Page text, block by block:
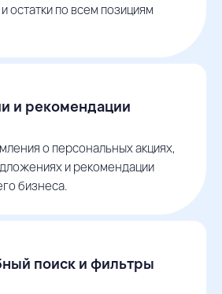
остатки по всем позициям
и рекомендации
о персональных акциях,
и рекомендации
бизнеса.
поиск и фильтры